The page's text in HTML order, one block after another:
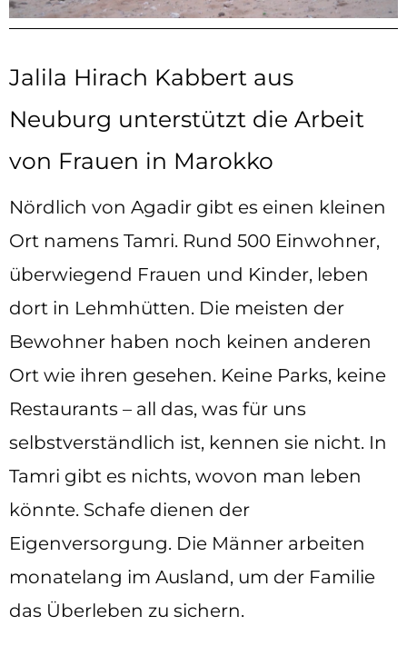
Jalila Hirach Kabbert aus
Neuburg unterstützt die Arbeit
von Frauen in Marokko
Nördlich von Agadir gibt es einen kleinen
Ort namens Tamri. Rund 500 Einwohner,
überwiegend Frauen und Kinder, leben
dort in Lehmhütten. Die meisten der
Bewohner haben noch keinen anderen
Ort wie ihren gesehen. Keine Parks, keine
Restaurants – all das, was für uns
selbstverständlich ist, kennen sie nicht. In
Tamri gibt es nichts, wovon man leben
könnte. Schafe dienen der
Eigenversorgung. Die Männer arbeiten
monatelang im Ausland, um der Familie
das Überleben zu sichern.